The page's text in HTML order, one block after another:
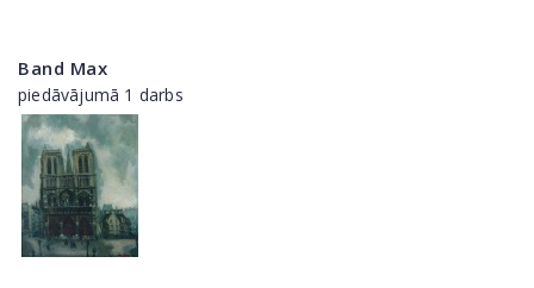
Band Max
piedāvājumā 1 darbs